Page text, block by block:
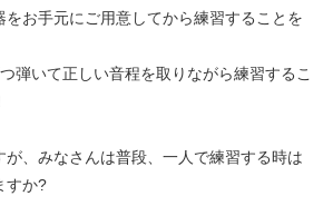
お手元にご用意してから練習することを
弾いて正しい音程を取りながら練習するこ
が、みなさんは普段、一人で練習する時は
すか?